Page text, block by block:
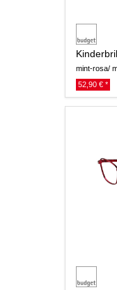
mint-rosa/
52,90 € *